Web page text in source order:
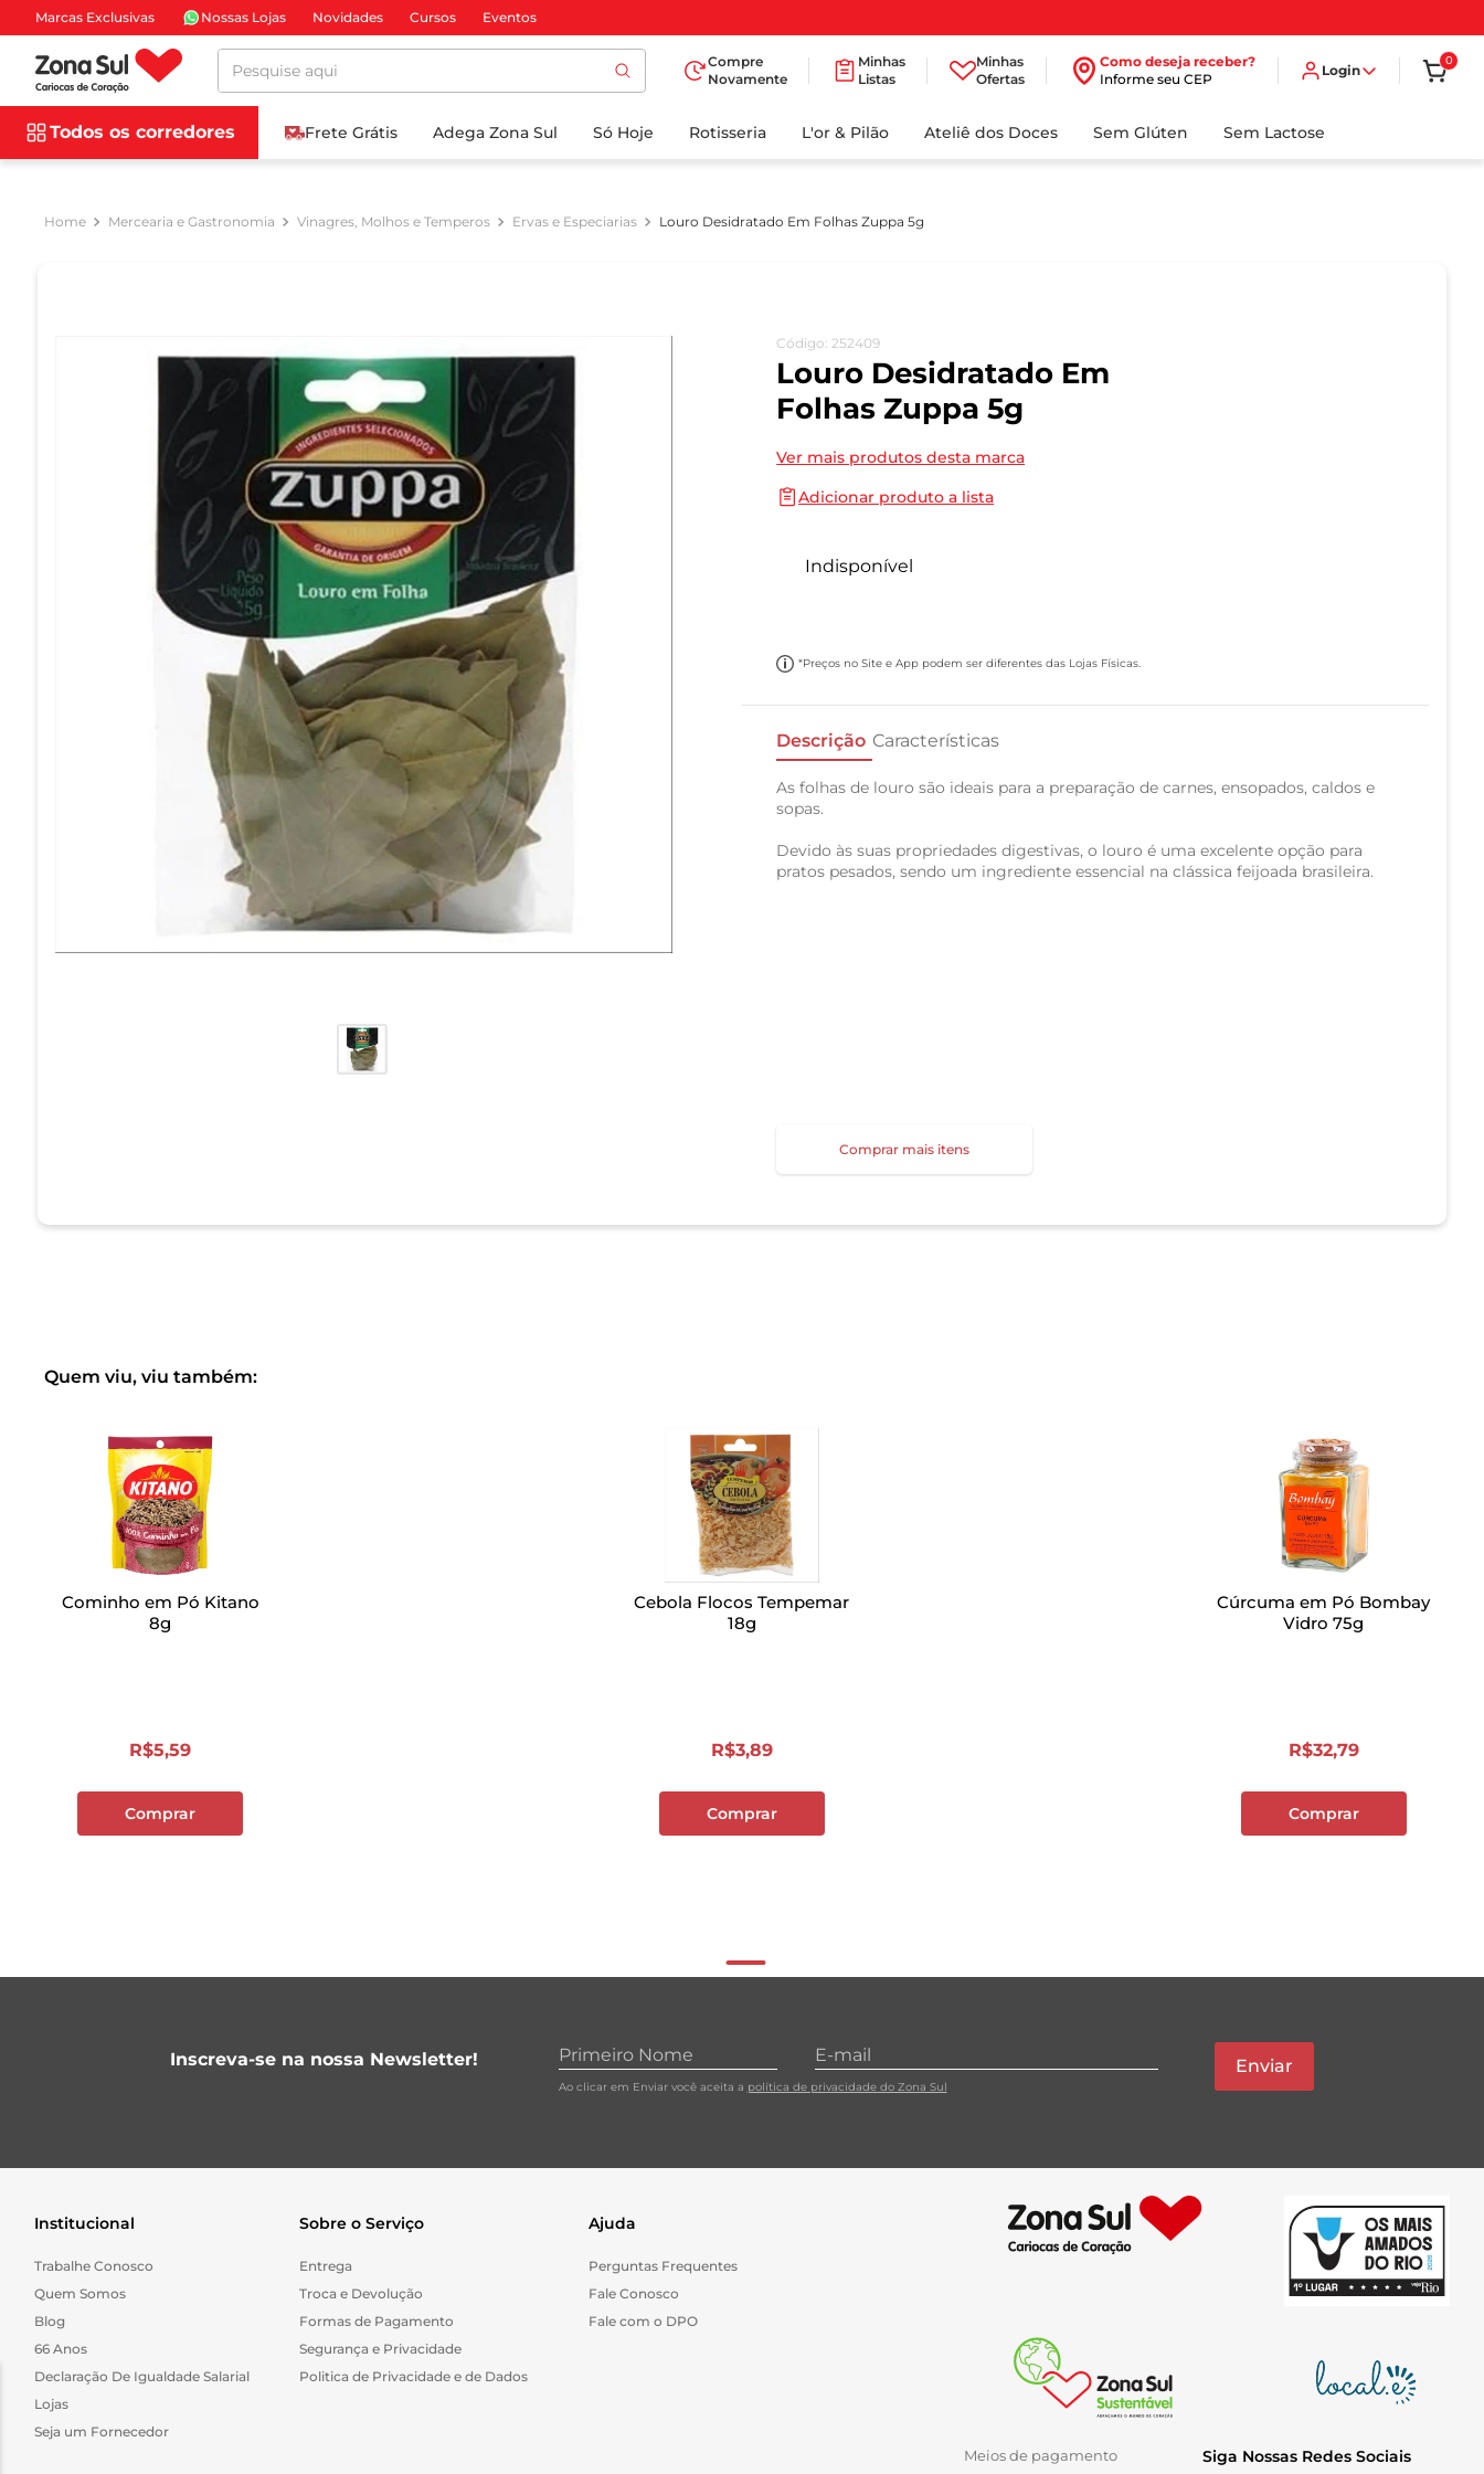
Marcas Exclusivas Nossas Lojas Novidades Cursos Eventos
Pesquise aqui
Compre
Novamente
Minhas
Listas
Minhas
Ofertas
Como deseja receber?
Informe seu CEP
Login
0
Todos os corredores Frete Grátis Adega Zona Sul Só Hoje Rotisseria L'or & Pilão Ateliê dos Doces Sem Glúten Sem Lactose
Mercearia e Gastronomia Vinagres, Molhos e Temperos Ervas e Especiarias Louro Desidratado Em Folhas Zuppa 5g
Código:252409
Louro Desidratado Em
Folhas Zuppa 5g
Ver mais produtos desta marca
Adicionar produto a lista
Indisponível
*Preços no Site e App podem ser diferentes das Lojas Físicas.
Descrição Características
As folhas de louro são ideais para a preparação de carnes, ensopados, caldos e
sopas.
Devido às suas propriedades digestivas, o louro é uma excelente opção para
pratos pesados, sendo um ingrediente essencial na clássica feijoada brasileira.
Comprar mais itens
Quem viu, viu também:
Cominho em Pó Kitano
8g
R$5,59
Comprar
Cebola Flocos Tempemar
18g
R$3,89
Comprar
Cúrcuma em Pó Bombay
Vidro 75g
R$32,79
Comprar
Inscreva-se na nossa Newsletter!
Ao clicar em Enviar você aceita a política de privacidade do Zona Sul
Enviar
Institucional
Trabalhe Conosco
Quem Somos
Blog
66 Anos
Declaração De Igualdade Salarial
Lojas
Seja um Fornecedor
Sobre o Serviço
Entrega
Troca e Devolução
Formas de Pagamento
Segurança e Privacidade
Politica de Privacidade e de Dados
Ajuda
Perguntas Frequentes
Fale Conosco
Fale com o DPO
Meios de pagamento Siga Nossas Redes Sociais
BUSCADOS